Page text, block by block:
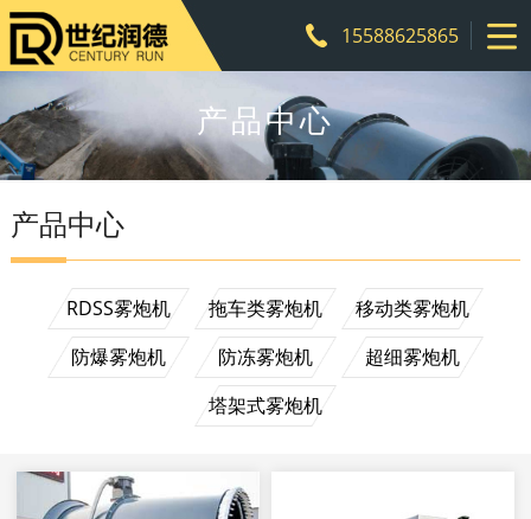
15588625865
产品中心
产品中心
RDSS雾炮机 拖车类雾炮机
移动类雾炮机
防爆雾炮机
防冻雾炮机
超细雾炮机
塔架式雾炮机